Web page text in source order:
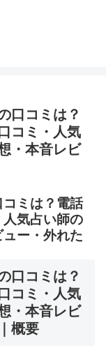
口コミは？
コミ・人気
・本音レビ
ミは？電話
気占い師の
ー・外れた
口コミは？
コミ・人気
・本音レビ
概要